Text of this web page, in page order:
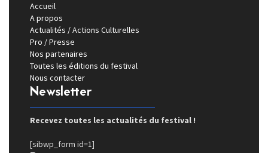
Accueil
A propos
Actualités / Actions Culturelles
Pro / Presse
Nos partenaires
Toutes les éditions du festival
Nous contacter
Newsletter
Recevez toutes les actualités du festival !
[sibwp_form id=1]